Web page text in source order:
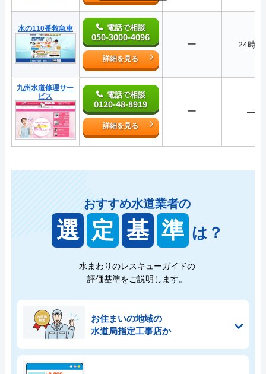
水の110番救急車 電話で相談
050-3000-4096
詳細を見る
ー 24時間
九州水道修理サー
ビス
電話で相談
0120-48-8919
詳細を見る
ー ―
おすすめ水道業者の
選 定 基 準 は？
水まわりのレスキューガイドの
評価基準をご説明します。
お住まいの地域の
水道局指定工事店か